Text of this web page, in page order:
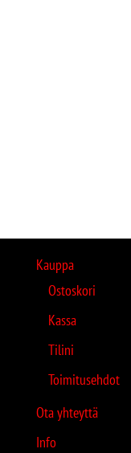
Kauppa
Ostoskori
Kassa
Tilini
Toimitusehdot
Ota yhteyttä
Info